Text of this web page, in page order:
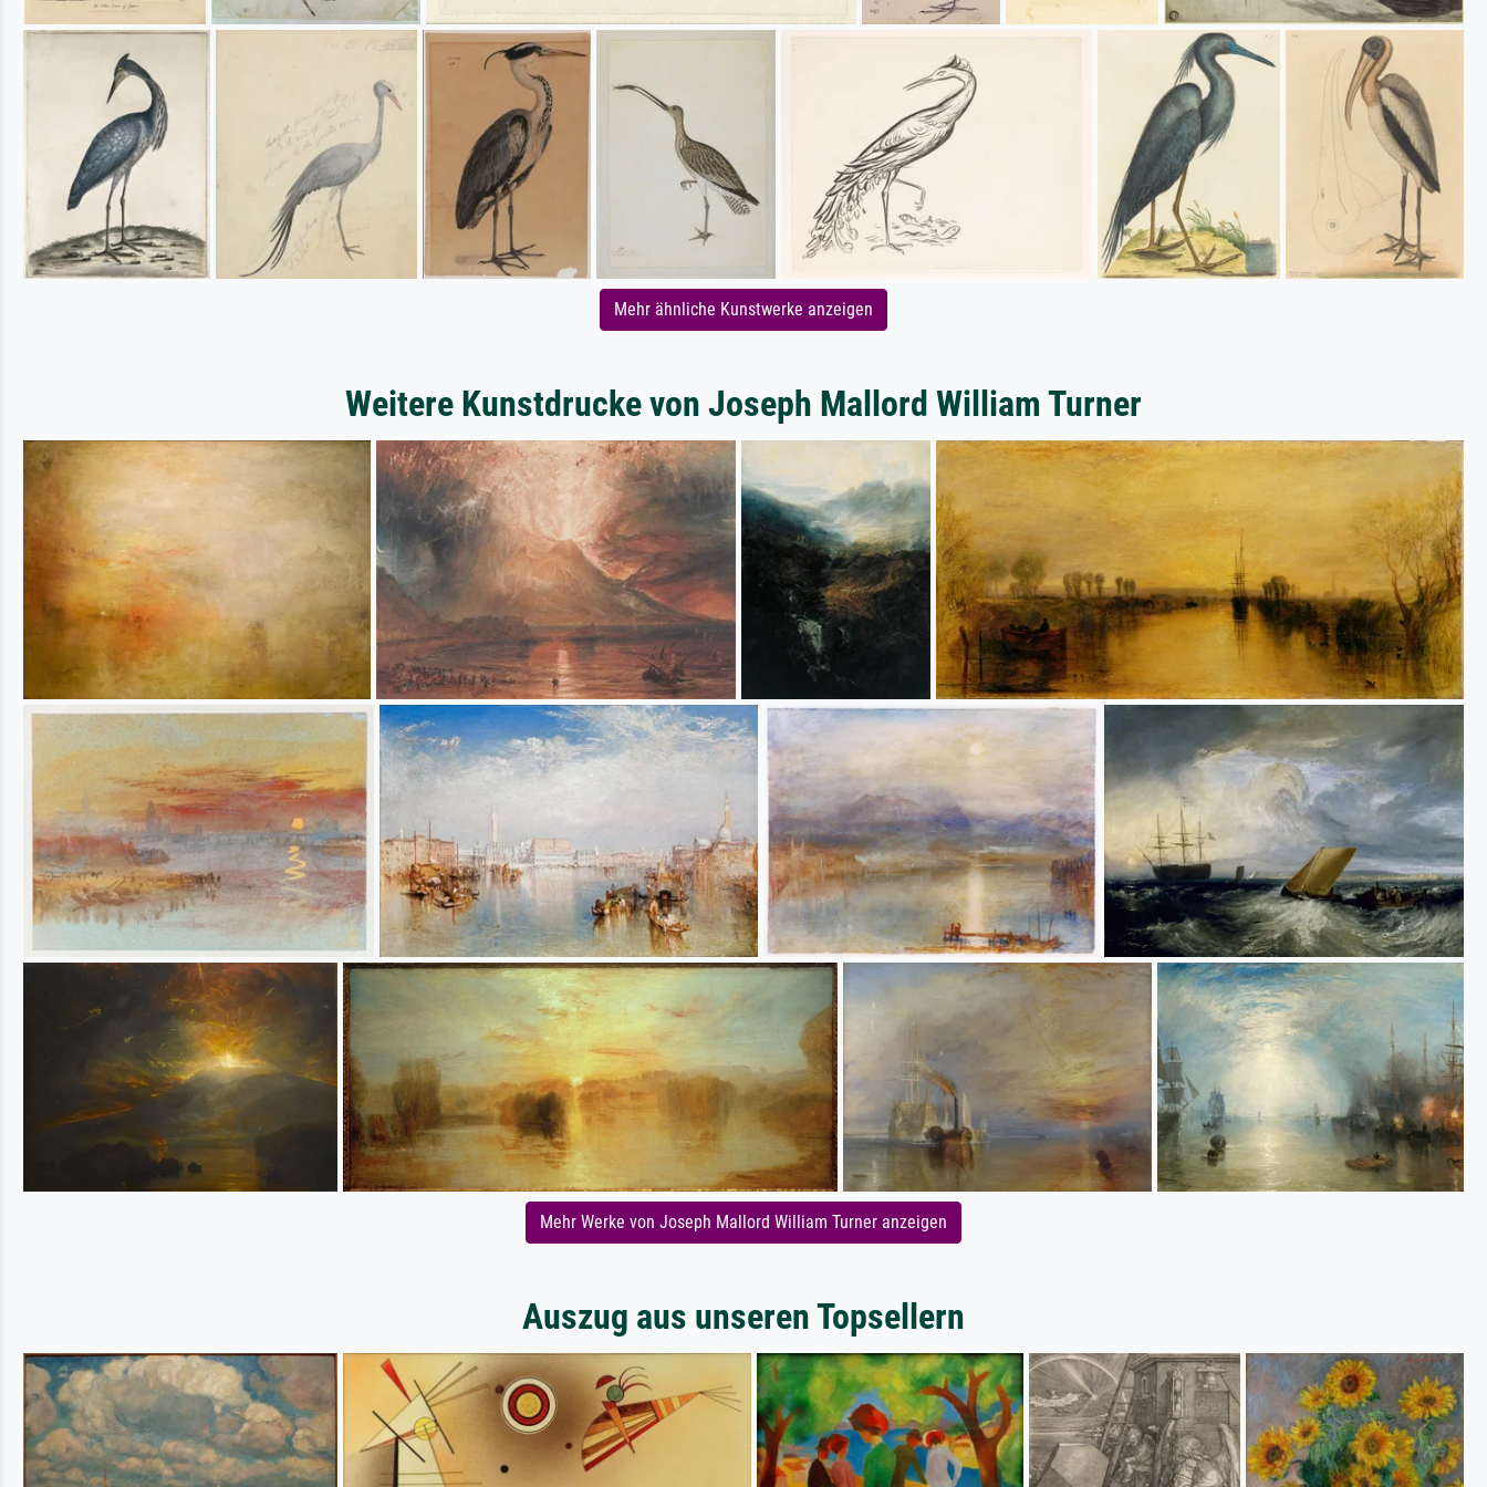
Mehr ähnliche Kunstwerke anzeigen
Weitere Kunstdrucke von Joseph Mallord William Turner
Mehr Werke von Joseph Mallord William Turner anzeigen
Auszug aus unseren Topsellern